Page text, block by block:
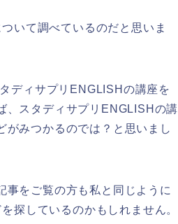
いて調べているのだと思いま
ディサプリENGLISHの講座を
、スタディサプリENGLISHの講
がみつかるのでは？と思いまし
事をご覧の方も私と同じように
探しているのかもしれません。